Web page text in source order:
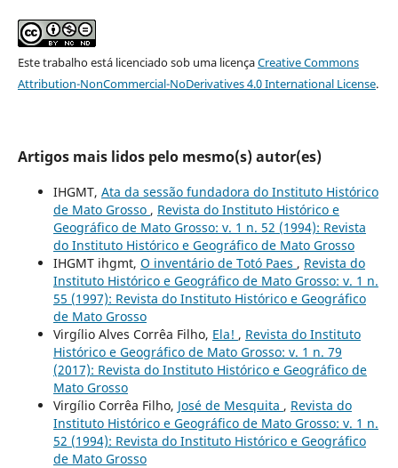
Este trabalho está licenciado sob uma licençaCreative Commons
Attribution-NonCommercial-NoDerivatives 4.0 International License.
Artigos mais lidos pelo mesmo(s) autor(es)
IHGMT, Ata da sessão fundadora do Instituto Histórico
de Mato Grosso , Revista do Instituto Histórico e
Geográfico de Mato Grosso: v. 1 n. 52 (1994): Revista
do Instituto Histórico e Geográfico de Mato Grosso
IHGMT ihgmt, O inventário de Totó Paes , Revista do
Instituto Histórico e Geográfico de Mato Grosso: v. 1 n.
55 (1997): Revista do Instituto Histórico e Geográfico
de Mato Grosso
Virgílio Alves Corrêa Filho, Ela! , Revista do Instituto
Histórico e Geográfico de Mato Grosso: v. 1 n. 79
(2017): Revista do Instituto Histórico e Geográfico de
Mato Grosso
Virgílio Corrêa Filho, José de Mesquita , Revista do
Instituto Histórico e Geográfico de Mato Grosso: v. 1 n.
52 (1994): Revista do Instituto Histórico e Geográfico
de Mato Grosso